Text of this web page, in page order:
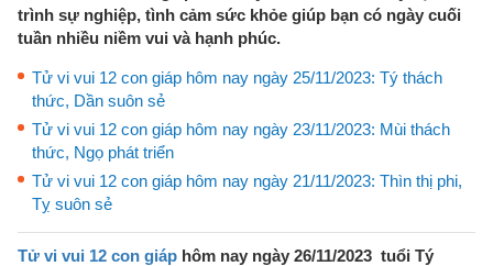
trình sự nghiệp, tình cảm sức khỏe giúp bạn có ngày cuối
tuần nhiều niềm vui và hạnh phúc.
Tử vi vui 12 con giáp hôm nay ngày 25/11/2023: Tý thách
thức, Dần suôn sẻ
Tử vi vui 12 con giáp hôm nay ngày 23/11/2023: Mùi thách
thức, Ngọ phát triển
Tử vi vui 12 con giáp hôm nay ngày 21/11/2023: Thìn thị phi,
Tỵ suôn sẻ
Tử vi vui 12 con giáp hôm nay ngày 26/11/2023 tuổi Tý